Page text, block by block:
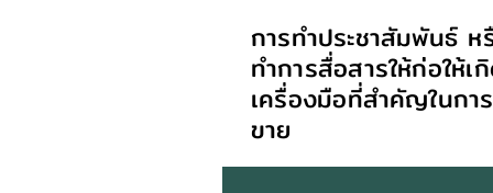
การทำประชาสัมพันธ์
ทำการสื่อสารให้ก่อใ
เครื่องมือที่สำคัญในกา
ขาย